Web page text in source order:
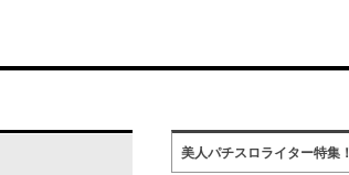
美人パチスロライター特集！